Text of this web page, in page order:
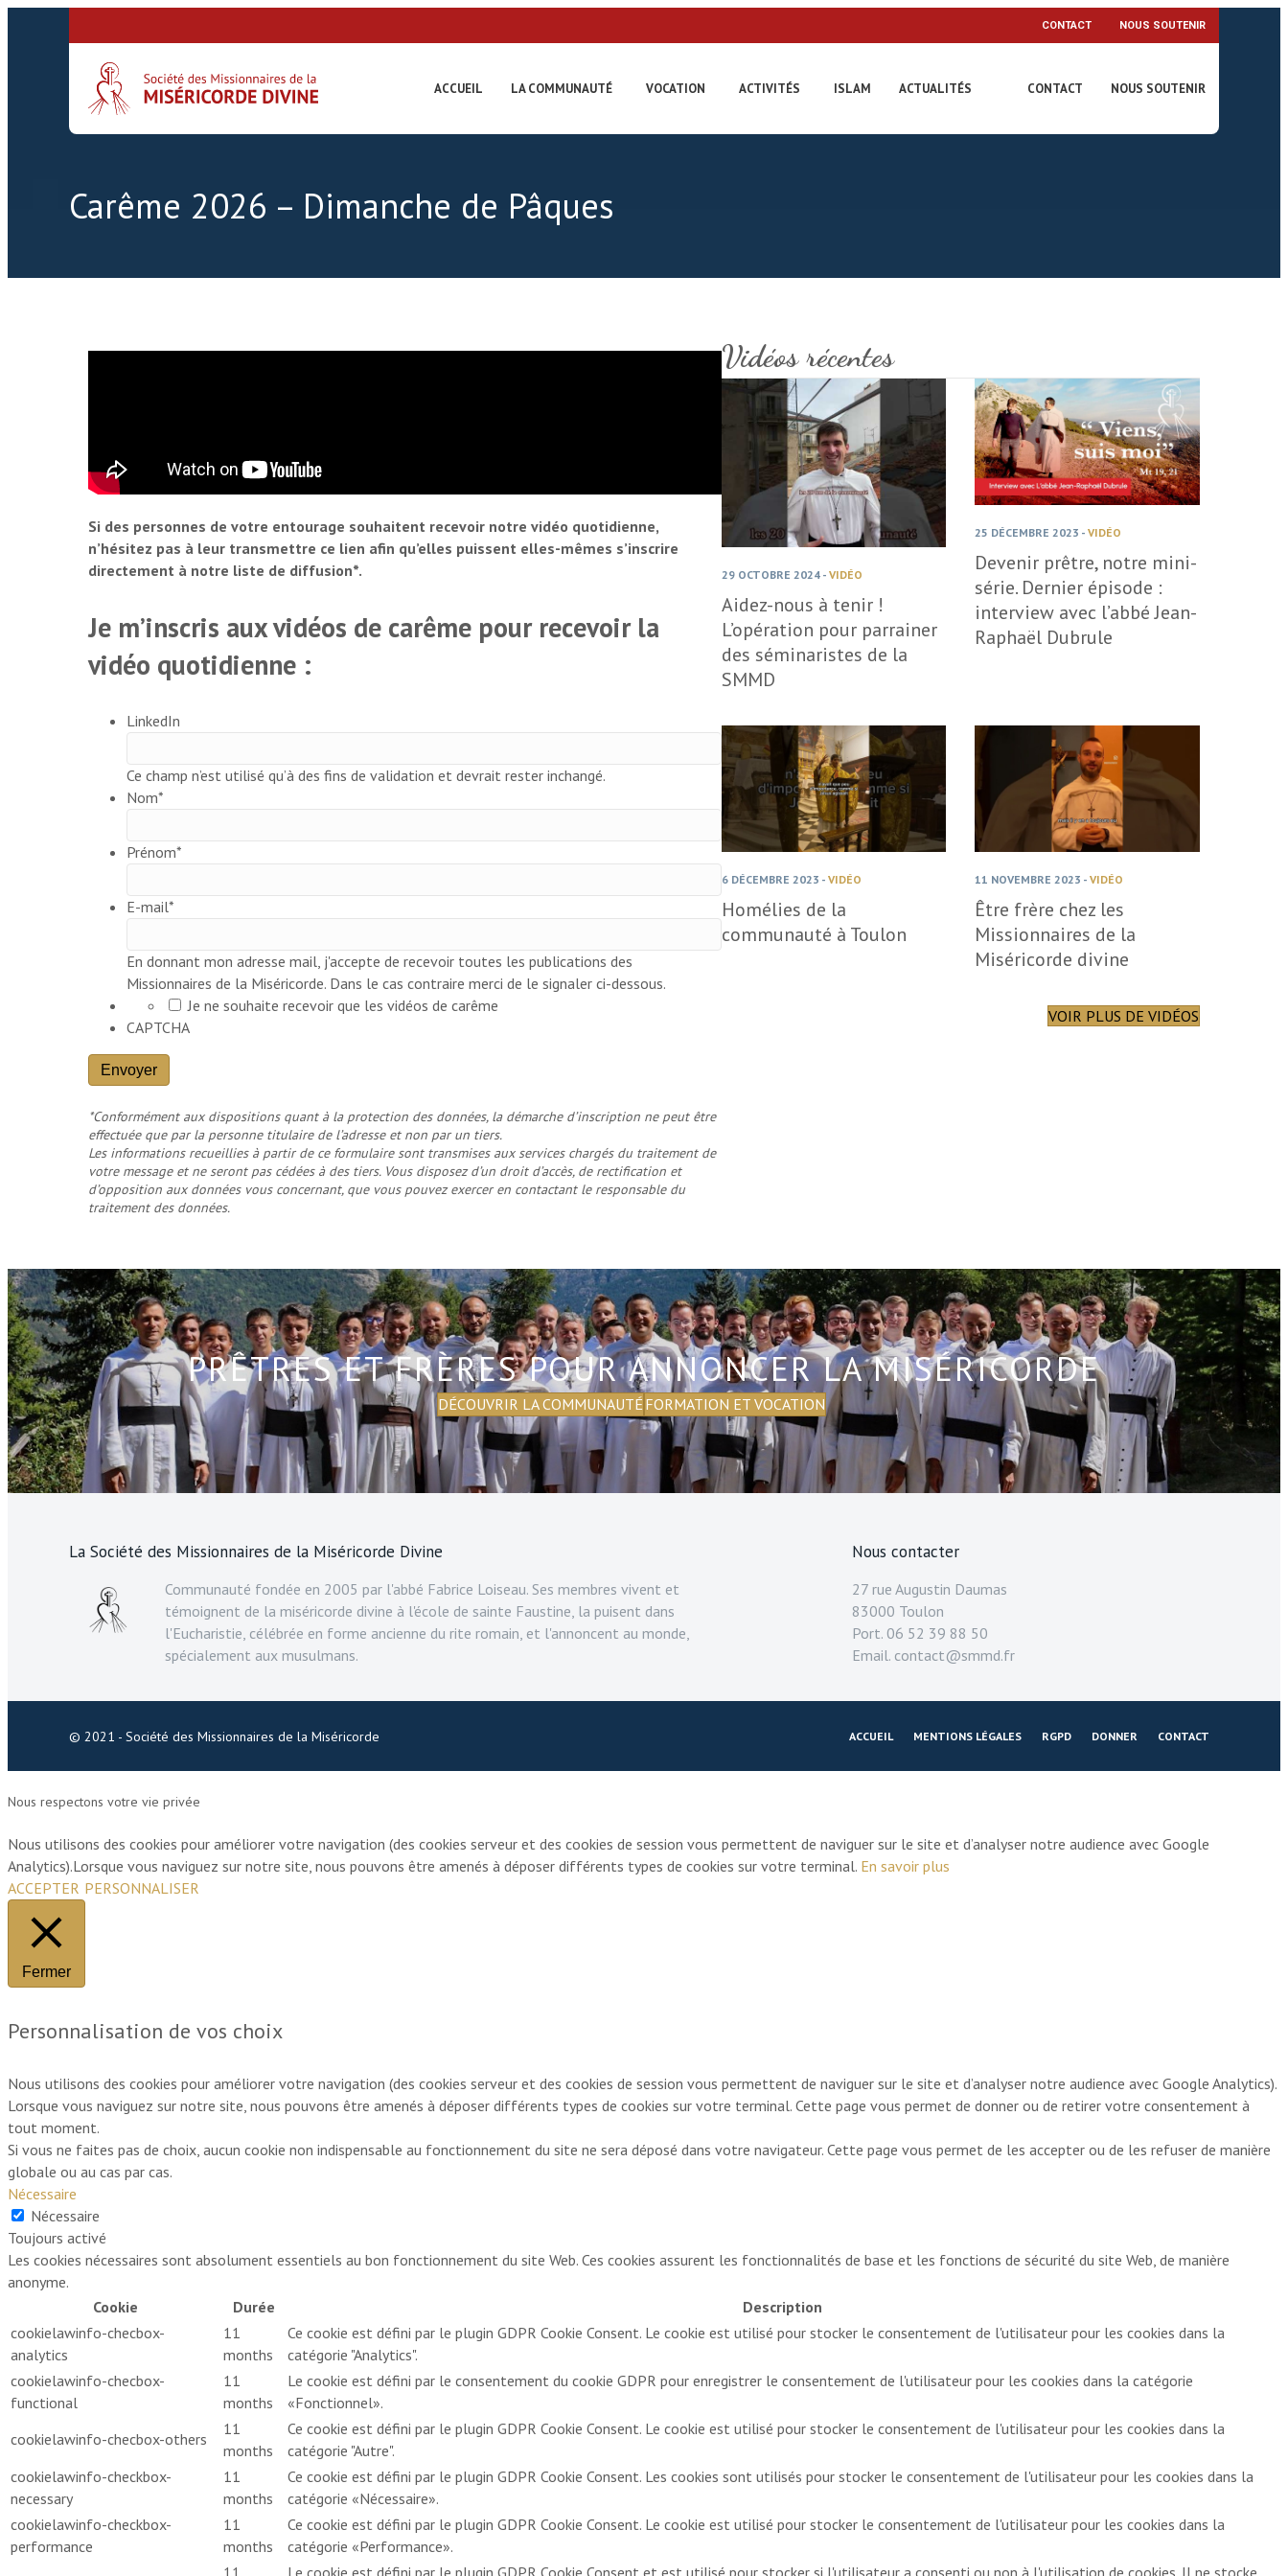
CONTACT NOUS SOUTENIR
ACCUEIL LA COMMUNAUTÉ VOCATION ACTIVITÉS ISLAM ACTUALITÉS CONTACT NOUS SOUTENIR
Carême 2026 – Dimanche de Pâques
Si des personnes de votre entourage souhaitent recevoir notre vidéo quotidienne,
n’hésitez pas à leur transmettre ce lien afin qu’elles puissent elles-mêmes s’inscrire
directement à notre liste de diffusion*.
Je m’inscris aux vidéos de carême pour recevoir la
vidéo quotidienne :
LinkedIn
Ce champ n’est utilisé qu’à des fins de validation et devrait rester inchangé.
Nom*
Prénom*
E-mail*
En donnant mon adresse mail, j'accepte de recevoir toutes les publications des
Missionnaires de la Miséricorde. Dans le cas contraire merci de le signaler ci-dessous.
Je ne souhaite recevoir que les vidéos de carême
CAPTCHA
Envoyer
*Conformément aux dispositions quant à la protection des données, la démarche d’inscription ne peut être
effectuée que par la personne titulaire de l’adresse et non par un tiers.
Les informations recueillies à partir de ce formulaire sont transmises aux services chargés du traitement de
votre message et ne seront pas cédées à des tiers. Vous disposez d’un droit d’accès, de rectification et
d’opposition aux données vous concernant, que vous pouvez exercer en contactant le responsable du
traitement des données.
Vidéos récentes
29 OCTOBRE 2024 - VIDÉO
Aidez-nous à tenir !
L’opération pour parrainer
des séminaristes de la
SMMD
25 DÉCEMBRE 2023 -VIDÉO
Devenir prêtre, notre mini-
série. Dernier épisode :
interview avec l’abbé Jean-
Raphaël Dubrule
6 DÉCEMBRE 2023 - VIDÉO
Homélies de la
communauté à Toulon
11 NOVEMBRE 2023 -VIDÉO
Être frère chez les
Missionnaires de la
Miséricorde divine
VOIR PLUS DE VIDÉOS
PRÊTRES ET FRÈRES POUR ANNONCER LA MISÉRICORDE
DÉCOUVRIR LA COMMUNAUTÉ FORMATION ET VOCATION
La Société des Missionnaires de la Miséricorde Divine
Communauté fondée en 2005 par l'abbé Fabrice Loiseau. Ses membres vivent et
témoignent de la miséricorde divine à l'école de sainte Faustine, la puisent dans
l'Eucharistie, célébrée en forme ancienne du rite romain, et l'annoncent au monde,
spécialement aux musulmans.
Nous contacter
27 rue Augustin Daumas
83000 Toulon
Port. 06 52 39 88 50
Email. contact@smmd.fr
© 2021 - Société des Missionnaires de la Miséricorde ACCUEIL MENTIONS LÉGALES RGPD DONNER CONTACT
Nous respectons votre vie privée
Nous utilisons des cookies pour améliorer votre navigation (des cookies serveur et des cookies de session vous permettent de naviguer sur le site et d’analyser notre audience avec Google
Analytics).Lorsque vous naviguez sur notre site, nous pouvons être amenés à déposer différents types de cookies sur votre terminal. En savoir plus
ACCEPTER PERSONNALISER
Fermer
Personnalisation de vos choix
Nous utilisons des cookies pour améliorer votre navigation (des cookies serveur et des cookies de session vous permettent de naviguer sur le site et d’analyser notre audience avec Google Analytics).
Lorsque vous naviguez sur notre site, nous pouvons être amenés à déposer différents types de cookies sur votre terminal. Cette page vous permet de donner ou de retirer votre consentement à
tout moment.
Si vous ne faites pas de choix, aucun cookie non indispensable au fonctionnement du site ne sera déposé dans votre navigateur. Cette page vous permet de les accepter ou de les refuser de manière
globale ou au cas par cas.
Nécessaire
Nécessaire
Toujours activé
Les cookies nécessaires sont absolument essentiels au bon fonctionnement du site Web. Ces cookies assurent les fonctionnalités de base et les fonctions de sécurité du site Web, de manière
anonyme.
Cookie
Durée
Description
cookielawinfo-checbox-
analytics
11
months
Ce cookie est défini par le plugin GDPR Cookie Consent. Le cookie est utilisé pour stocker le consentement de l'utilisateur pour les cookies dans la
catégorie "Analytics".
cookielawinfo-checbox-
functional
11
months
Le cookie est défini par le consentement du cookie GDPR pour enregistrer le consentement de l'utilisateur pour les cookies dans la catégorie
«Fonctionnel».
cookielawinfo-checbox-others
11
months
Ce cookie est défini par le plugin GDPR Cookie Consent. Le cookie est utilisé pour stocker le consentement de l'utilisateur pour les cookies dans la
catégorie "Autre".
cookielawinfo-checkbox-
necessary
11
months
Ce cookie est défini par le plugin GDPR Cookie Consent. Les cookies sont utilisés pour stocker le consentement de l'utilisateur pour les cookies dans la
catégorie «Nécessaire».
cookielawinfo-checkbox-
performance
11
months
Ce cookie est défini par le plugin GDPR Cookie Consent. Le cookie est utilisé pour stocker le consentement de l'utilisateur pour les cookies dans la
catégorie «Performance».
11 Le cookie est défini par le plugin GDPR Cookie Consent et est utilisé pour stocker si l'utilisateur a consenti ou non à l'utilisation de cookies. Il ne stocke